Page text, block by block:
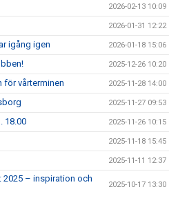
2026-02-13 10:09
2026-01-31 12:22
igång igen 2026-01-18 15:06
2025-12-26 10:20
vårterminen 2025-11-28 14:00
2025-11-27 09:53
18.00 2025-11-26 10:15
2025-11-18 15:45
2025-11-11 12:37
2025 – inspiration och
2025-10-17 13:30